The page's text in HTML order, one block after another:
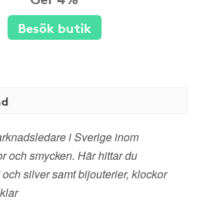
Besök butik
i Sverige inom
och smycken. Här hittar du
silver samt bijouterier, klockor